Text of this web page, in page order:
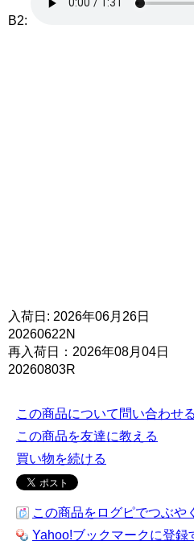
B2:
入荷日: 2026年06月26日
20260622N
再入荷日：2026年08月04日
20260803R
この商品について問い合わせる
この商品を友達に教える
買い物を続ける
この商品をログピでつぶやく
Yahoo!ブックマークに登録